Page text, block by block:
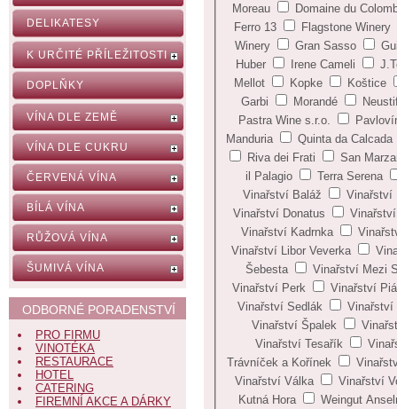
Moreau
Domaine du
Ferro 13
Flagstone Winery
Winery
Gran Sasso
Huber
Irene Cameli
Mellot
Kopke
Koštice
Garbi
Morandé
Pastra Wine s.r.o.
Manduria
Quinta da Calcada
Riva dei Frati
San
il Palagio
Terra Serena
Vinařství Baláž
Vinařství
Vinařství Donatus
Vinařství Kadrnka
Vinařství Libor Veverka
Šebesta
Vinařství Mezi
Vinařství Perk
Vinařství
Vinařství Sedlák
Vinařství
Vinařství Špalek
Vinařství Tesařík
Trávníček a Kořínek
Vinařství Válka
Vinařství
Kutná Hora
Weingut
DELIKATESY
K URČITÉ PŘÍLEŽITOSTI
DOPLŇKY
VÍNA DLE ZEMĚ
VÍNA DLE CUKRU
ČERVENÁ VÍNA
BÍLÁ VÍNA
RŮŽOVÁ VÍNA
ŠUMIVÁ VÍNA
ODBORNÉ PORADENSTVÍ
PRO FIRMU
VINOTÉKA
RESTAURACE
HOTEL
CATERING
FIREMNÍ AKCE A DÁRKY